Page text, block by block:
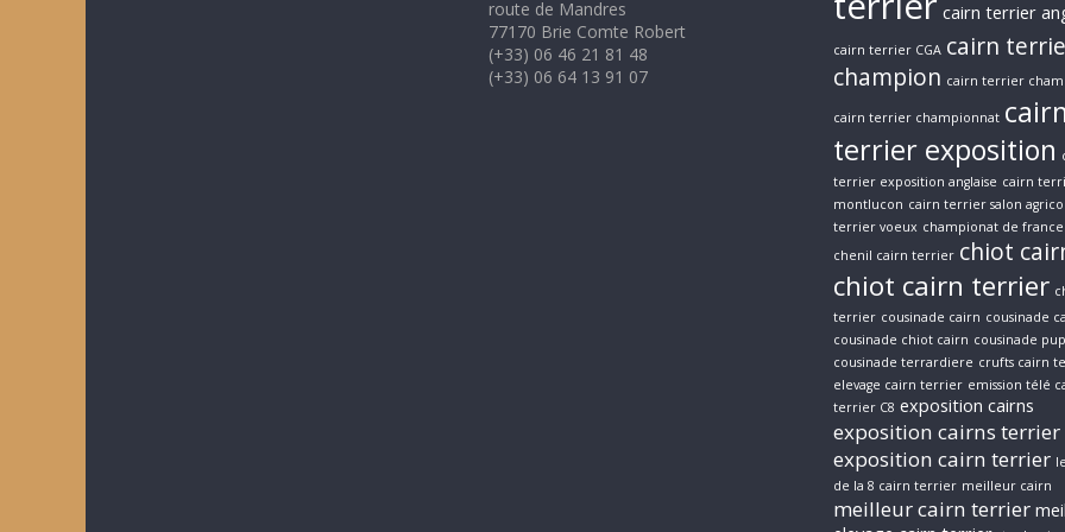
route de Mandres
77170 Brie Comte Robert
(+33) 06 46 21 81 48
(+33) 06 64 13 91 07
cairn terrier
cairn terrier CGA cairn
champion cairn terrier
cairn terrier championnat
terrier exposition
terrier exposition anglaise cairn
montlucon cairn terrier salon
terrier voeux championat de
chenil cairn terrier chiot
chiot cairn terrier
terrier cousinade cairn cousinade
cousinade chiot cairn cousinade
cousinade terrardiere crufts cairn
elevage cairn terrier emission télé
terrier C8 exposition cairns
exposition cairns terrier
exposition cairn terrier
de la 8 cairn terrier meilleur cairn
meilleur cairn terrier